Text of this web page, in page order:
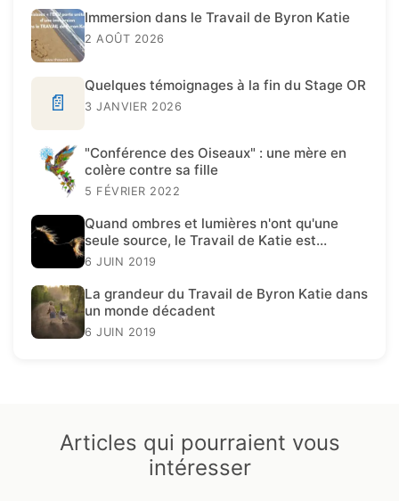
Immersion dans le Travail de Byron Katie
2 AOÛT 2026
📄
Quelques témoignages à la fin du Stage OR
3 JANVIER 2026
"Conférence des Oiseaux" : une mère en
colère contre sa fille
5 FÉVRIER 2022
Quand ombres et lumières n'ont qu'une
seule source, le Travail de Katie est
présent.
6 JUIN 2019
La grandeur du Travail de Byron Katie dans
un monde décadent
6 JUIN 2019
Articles qui pourraient vous
intéresser